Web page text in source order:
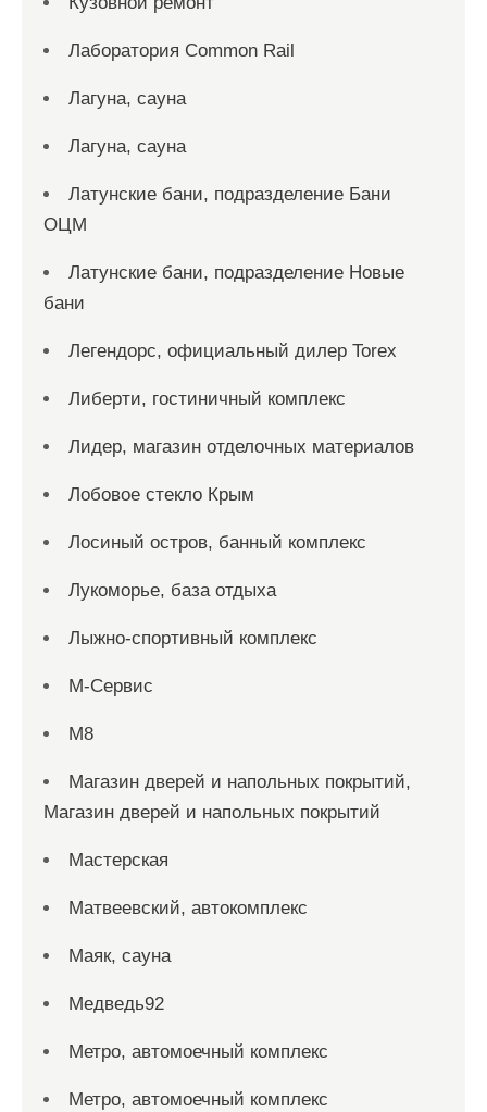
Лаборатория Common Rail
Лагуна, сауна
Лагуна, сауна
Латунские бани, подразделение Бани
ОЦМ
Латунские бани, подразделение Новые
бани
Легендорс, официальный дилер Torex
Либерти, гостиничный комплекс
Лидер, магазин отделочных материалов
Лобовое стекло Крым
Лосиный остров, банный комплекс
Лукоморье, база отдыха
Лыжно-спортивный комплекс
М-Сервис
М8
Магазин дверей и напольных покрытий,
Магазин дверей и напольных покрытий
Мастерская
Матвеевский, автокомплекс
Маяк, сауна
Медведь92
Метро, автомоечный комплекс
Метро, автомоечный комплекс